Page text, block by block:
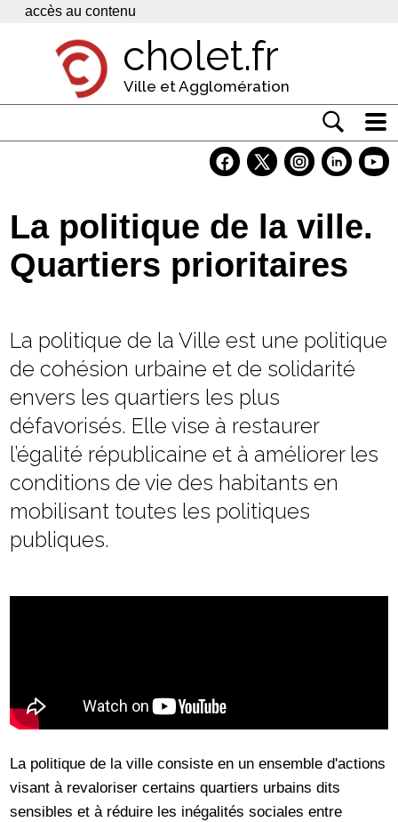
Panneau de gestion des cookies
accès au contenu
cholet.fr
Ville et Agglomération
Economie
Services
La politique de la ville.
Quartiers prioritaires
La politique de la Ville est une politique
de cohésion urbaine et de solidarité
envers les quartiers les plus
défavorisés. Elle vise à restaurer
l’égalité républicaine et à améliorer les
conditions de vie des habitants en
mobilisant toutes les politiques
publiques.
La politique de la ville consiste en un ensemble d'actions
visant à revaloriser certains quartiers urbains dits
sensibles et à réduire les inégalités sociales entre